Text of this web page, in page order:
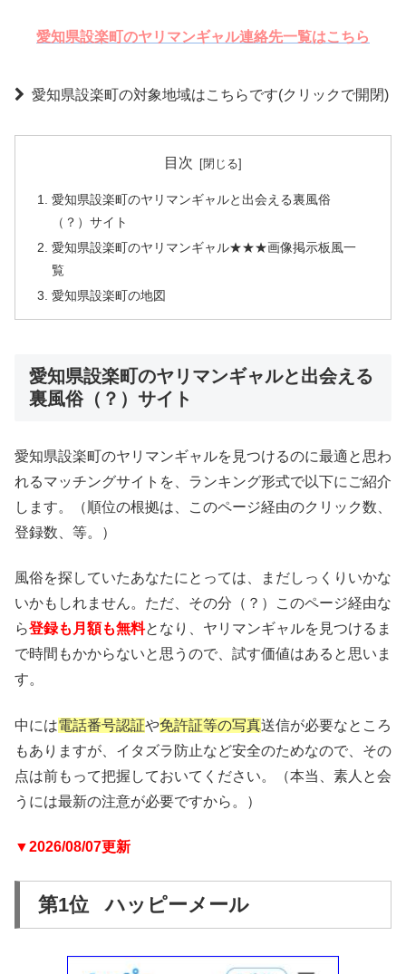
愛知県設楽町のヤリマンギャル連絡先一覧はこちら
愛知県設楽町の対象地域はこちらです(クリックで開閉)
目次
愛知県設楽町のヤリマンギャルと出会える裏風俗
（？）サイト
愛知県設楽町のヤリマンギャル★★★画像掲示板風一
覧
愛知県設楽町の地図
愛知県設楽町のヤリマンギャルと出会える
裏風俗（？）サイト
愛知県設楽町のヤリマンギャルを見つけるのに最適と思わ
れるマッチングサイトを、ランキング形式で以下にご紹介
します。（順位の根拠は、このページ経由のクリック数、
登録数、等。）
風俗を探していたあなたにとっては、まだしっくりいかな
いかもしれません。ただ、その分（？）このページ経由な
ら登録も月額も無料となり、ヤリマンギャルを見つけるま
で時間もかからないと思うので、試す価値はあると思いま
す。
中には電話番号認証や免許証等の写真送信が必要なところ
もありますが、イタズラ防止など安全のためなので、その
点は前もって把握しておいてください。（本当、素人と会
うには最新の注意が必要ですから。）
▼2026/08/07更新
第1位 ハッピーメール